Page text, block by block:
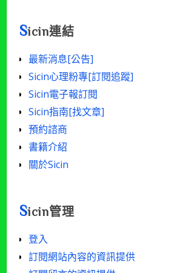
[年/
月/
數]
Sicin連結
最新消息[公告]
Sicin心理粉專[訂閱追蹤]
Sicin電子報訂閱
Sicin指南[找文章]
預約諮商
書籍介紹
關於Sicin
Sicin管理
登入
訂閱網站內容的資訊提供